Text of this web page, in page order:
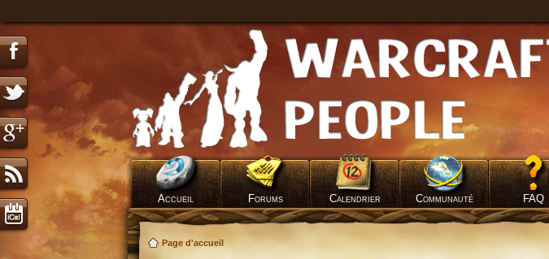
Accueil Forums Calendrier Communauté FAQ
Page d'accueil